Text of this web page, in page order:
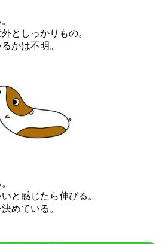
としっかりもの。
かは不明。
と感じたら伸びる。
めている。